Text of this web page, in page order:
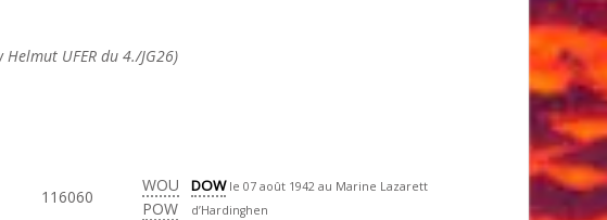
UFER du 4./JG26)
116060
WOU
POW
DOWle 07 août 1942 au Marine Lazarett
d’Hardinghen